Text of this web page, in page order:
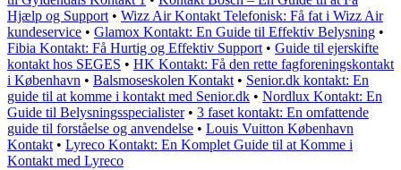
Hjælp og Support • Wizz Air Kontakt Telefonisk: Få fat i Wizz Air
kundeservice • Glamox Kontakt: En Guide til Effektiv Belysning •
Fibia Kontakt: Få Hurtig og Effektiv Support • Guide til ejerskifte
kontakt hos SEGES • HK Kontakt: Få den rette fagforeningskontakt
i København • Balsmoseskolen Kontakt • Senior.dk kontakt: En
guide til at komme i kontakt med Senior.dk • Nordlux Kontakt: En
Guide til Belysningsspecialister• 3 faset kontakt: En omfattende
guide til forståelse og anvendelse • Louis Vuitton København
Kontakt • Lyreco Kontakt: En Komplet Guide til at Komme i
Kontakt med Lyreco